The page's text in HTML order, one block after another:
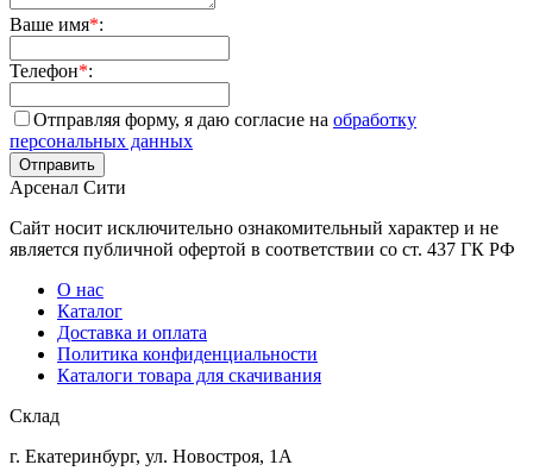
Ваше имя*:
Телефон*:
Отправляя форму, я даю согласие на обработку
персональных данных
Арсенал Сити
Сайт носит исключительно ознакомительный характер и не
является публичной офертой в соответствии со ст. 437 ГК РФ
О нас
Каталог
Доставка и оплата
Политика конфиденциальности
Каталоги товара для скачивания
Склад
г. Екатеринбург, ул. Новостроя, 1А